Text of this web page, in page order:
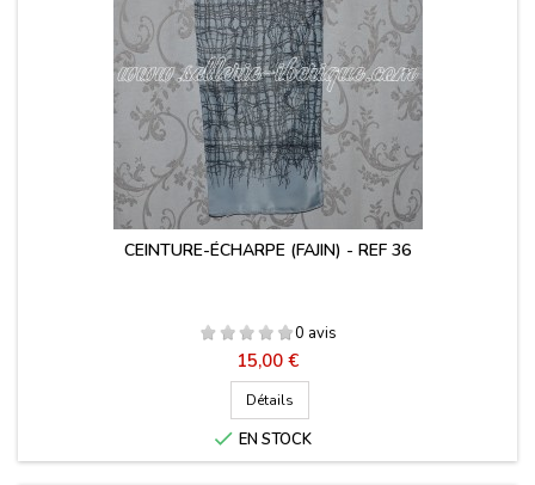
CEINTURE-ÉCHARPE (FAJIN) - REF 36
0 avis
Prix
15,00 €
Détails
 EN STOCK